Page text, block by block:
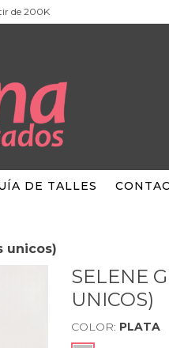
de 200K
DE TALLES
unicos)
SELENE
UNICOS)
COLOR: PLATA